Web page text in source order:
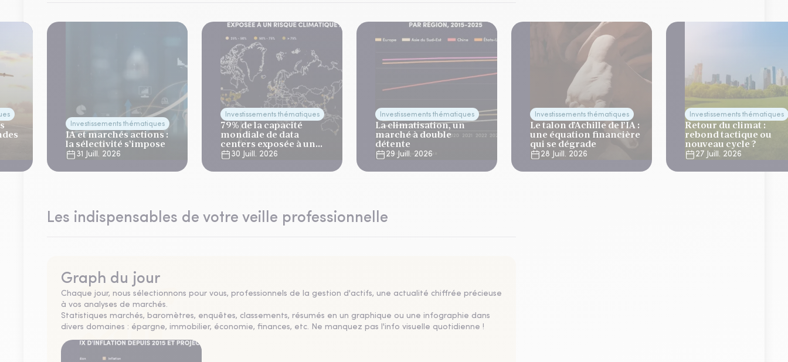
Investissements thématiques
IA et marchés actions :
la sélectivité s’impose
31 Juill. 2026
Investissements thématiques
79% de la capacité
mondiale de data
centers exposée à un
risque climatique aigu
30 Juill. 2026
Investissements thématiques
La climatisation, un
marché à double
détente
29 Juill. 2026
Investissements thématiques
Le talon d’Achille de l’IA :
une équation financière
qui se dégrade
28 Juill. 2026
Investissements thématiques
Retour du climat :
rebond tactique ou
nouveau cycle ?
27 Juill. 2026
Les indispensables de votre veille professionnelle
Graph du jour
Chaque jour, nous sélectionnons pour vous, professionnels de la gestion d'actifs, une actualité chiffrée précieuse
à vos analyses de marchés.
Statistiques marchés, baromètres, enquêtes, classements, résumés en un graphique ou une infographie dans
divers domaines : épargne, immobilier, économie, finances, etc. Ne manquez pas l'info visuelle quotidienne !